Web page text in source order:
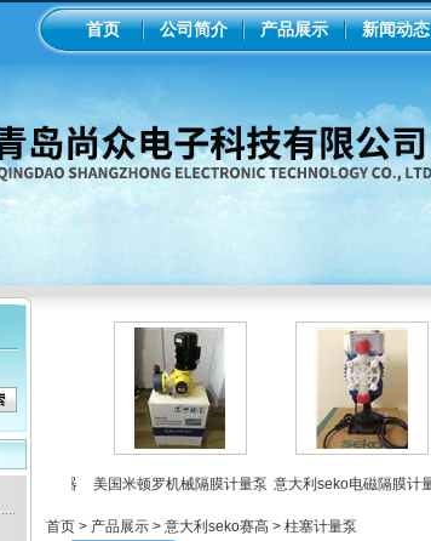
首页 公司简介 产品展示 新闻动态
美国米顿罗机械隔膜计量泵 意大利seko电磁隔膜计量泵
首页 > 产品展示 > 意大利seko赛高 > 柱塞计量泵